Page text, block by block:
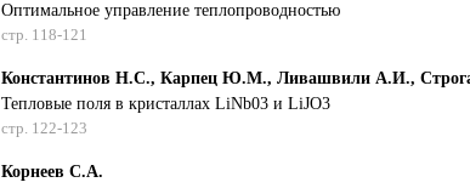
Оптимальное управление теплопроводностью
стр. 118-121
Константинов Н.С., Карпец Ю.М., Ливашвили А.И.,
Тепловые поля в кристаллах LiNb03 и LiJO3
стр. 122-123
Корнеев С.А.